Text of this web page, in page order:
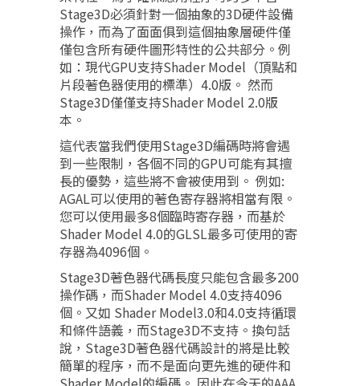
Stage3D必須針對一個抽象的3D硬件設備
操作，而為了面面俱到這個抽象層硬件僅
僅包含所有硬件圖形特性的公共部分。例
如：現代GPU支持Shader Model（頂點和
片段著色器使用的標準）4.0版。 然而
Stage3D僅僅支持Shader Model 2.0版
本。
這代表當我們使用Stage3D編碼時將會遇
到一些限制，各個不同的GPU可能有其擅
長的優勢，這些將不會被使用到。 例如:
AGAL可以使用的著色寄存器將相當有限。
您可以使用最多8個臨時寄存器，而基於
Shader Model 4.0的GLSL最多可使用的寄
存器為4096個。
Stage3D著色器代碼長度只能包含最多200
操作碼，而Shader Model 4.0支持4096
個。又如 Shader Model3.0和4.0支持循環
和條件語義，而Stage3D不支持。換句話
說，Stage3D著色器代碼設計的將是比較
簡單的程序，而不是面向更先進的硬件和